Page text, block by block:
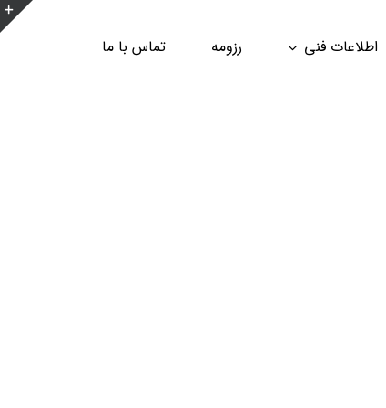
اطلاعات فنی رزومه تماس با ما